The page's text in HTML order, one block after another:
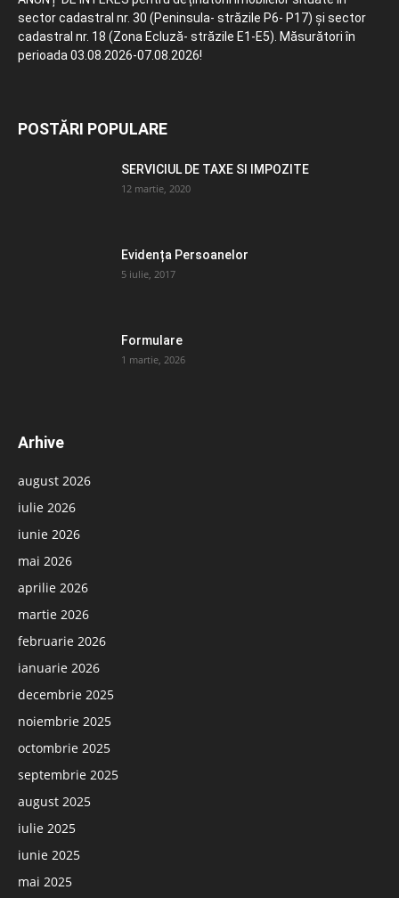
sector cadastral nr. 30 (Peninsula- străzile P6- P17) și sector
cadastral nr. 18 (Zona Ecluză- străzile E1-E5). Măsurători în
perioada 03.08.2026-07.08.2026!
POSTĂRI POPULARE
SERVICIUL DE TAXE SI IMPOZITE
12 martie, 2020
Evidența Persoanelor
5 iulie, 2017
Formulare
1 martie, 2026
Arhive
august 2026
iulie 2026
iunie 2026
mai 2026
aprilie 2026
martie 2026
februarie 2026
ianuarie 2026
decembrie 2025
noiembrie 2025
octombrie 2025
septembrie 2025
august 2025
iulie 2025
iunie 2025
mai 2025